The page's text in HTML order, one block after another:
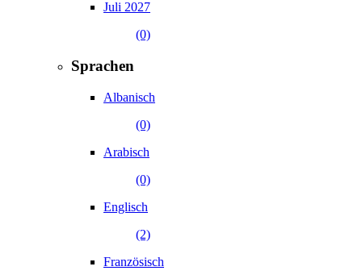
Juli 2027
(0)
Sprachen
Albanisch
(0)
Arabisch
(0)
Englisch
(2)
Französisch